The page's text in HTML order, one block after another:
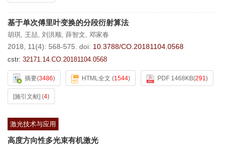
基于单次傅里叶变换的分段衍射算法
胡琪, 王喆, 刘洪顺, 薛智文, 邓家春
2018, 11(4): 568-575. doi: 10.3788/CO.20181104.0568
cstr: 32171.14.CO.20181104.0568
摘要(3486) HTML全文 (1544) PDF 1468KB(291)
[施引文献] (4)
激光技术与应用
高度方向性多光束有机激光